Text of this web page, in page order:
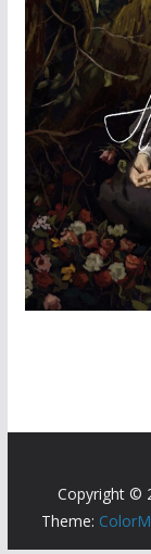
Copyright ©
Theme: